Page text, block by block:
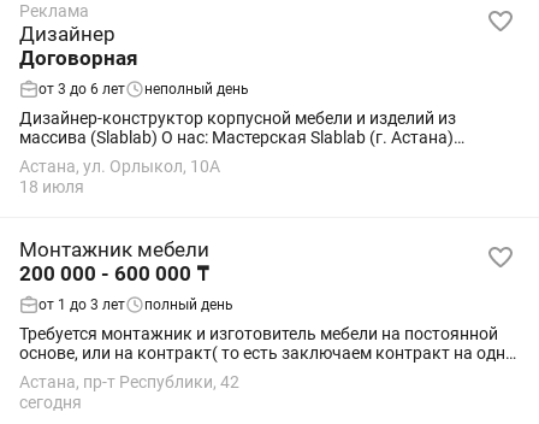
Реклама
Дизайнер
Договорная
от 3 до 6 лет неполный день
Дизайнер-конструктор корпусной мебели и изделий из
массива (Slablab) О нас: Мастерская Slablab (г. Астана)
расширяет производство. Мы специализируемся на
авторской мебели из карагача и эпоксидной...
Астана, ул. Орлыкол, 10А
18 июля
Монтажник мебели
200 000 - 600 000 ₸
от 1 до 3 лет полный день
Требуется монтажник и изготовитель мебели на постоянной
основе, или на контракт( то есть заключаем контракт на одно
или несколько изделий)
Астана, пр-т Республики, 42
сегодня